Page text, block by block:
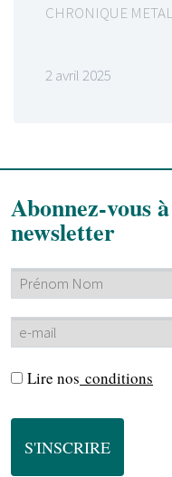
CHRONIQUE METAL
2 avril 2025
Abonnez-vous
newsletter
Lire nos conditions